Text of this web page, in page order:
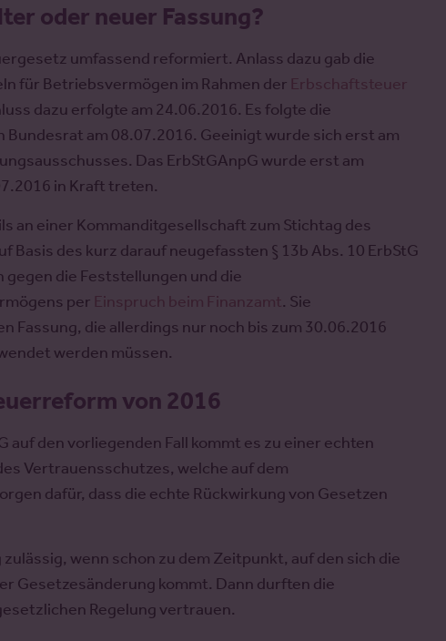
oder neuer Fassung?
umfassend reformiert. Anlass dazu gab die
für Betriebsvermögen im Rahmen der Erbschaftsteuer
dazu erfolgte am 24.06.2016. Es folgte die
am 08.07.2016. Geeinigt wurde sich erst am
Das ErbStGAnpG wurde erst am
in Kraft treten.
an einer Kommanditgesellschaft zum Stichtag des
des kurz darauf neugefassten § 13b Abs. 10 ErbStG
die Feststellungen und die
per Einspruch beim Finanzamt. Sie
Fassung, die allerdings nur noch bis zum 30.06.2016
werden müssen.
von 2016
auf den vorliegenden Fall kommt es zu einer echten
Vertrauensschutzes, welche auf dem
dafür, dass die echte Rückwirkung von Gesetzen
wenn schon zu dem Zeitpunkt, auf den sich die
Gesetzesänderung kommt. Dann durften die
Regelung vertrauen.